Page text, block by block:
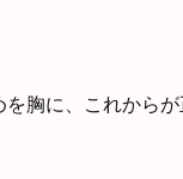
胸に、これからが